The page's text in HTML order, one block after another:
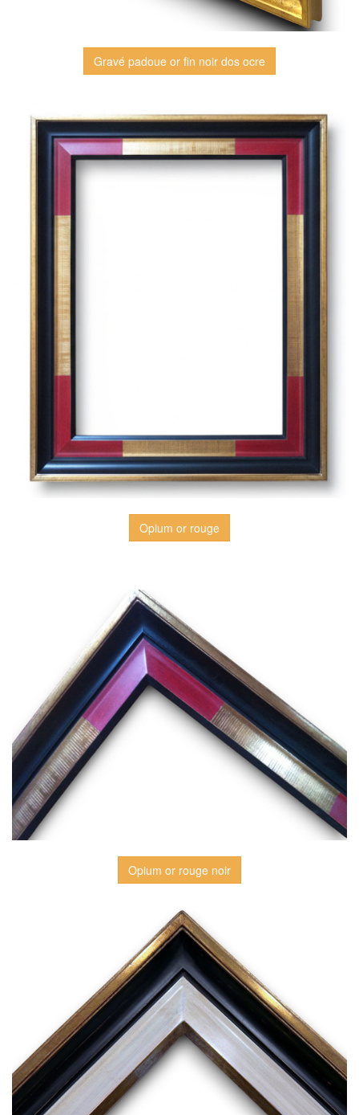
Gravé padoue or fin noir dos ocre
Opium or rouge
Opium or rouge noir